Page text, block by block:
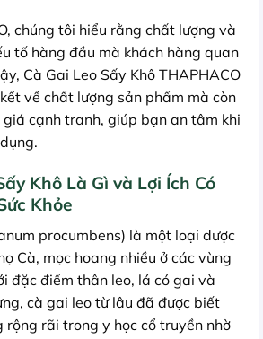
chúng tôi hiểu rằng chất lượng và
tố hàng đầu mà khách hàng quan
Cà Gai Leo Sấy Khô THAPHACO
về chất lượng sản phẩm mà còn
giá cạnh tranh, giúp bạn an tâm khi
Khô Là Gì và Lợi Ích Có
Khỏe
procumbens) là một loại dược
Cà, mọc hoang nhiều ở các vùng
đặc điểm thân leo, lá có gai và
cà gai leo từ lâu đã được biết
rộng rãi trong y học cổ truyền nhờ